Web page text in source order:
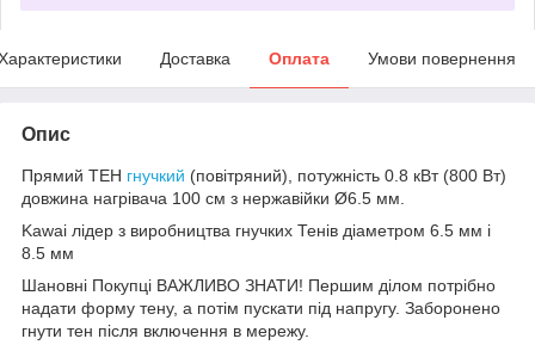
Доставка Оплата Умови повернення
Опис
Прямий ТЕН гнучкий (повітряний), потужність 0.8 кВт (800 Вт)
довжина нагрівача 100 см з нержавійки Ø6.5 мм.
Kawai лідер з виробництва гнучких Тенів діаметром 6.5 мм і
8.5 мм
Шановні Покупці ВАЖЛИВО ЗНАТИ! Першим ділом потрібно
надати форму тену, а потім пускати під напругу. Заборонено
гнути тен після включення в мережу.